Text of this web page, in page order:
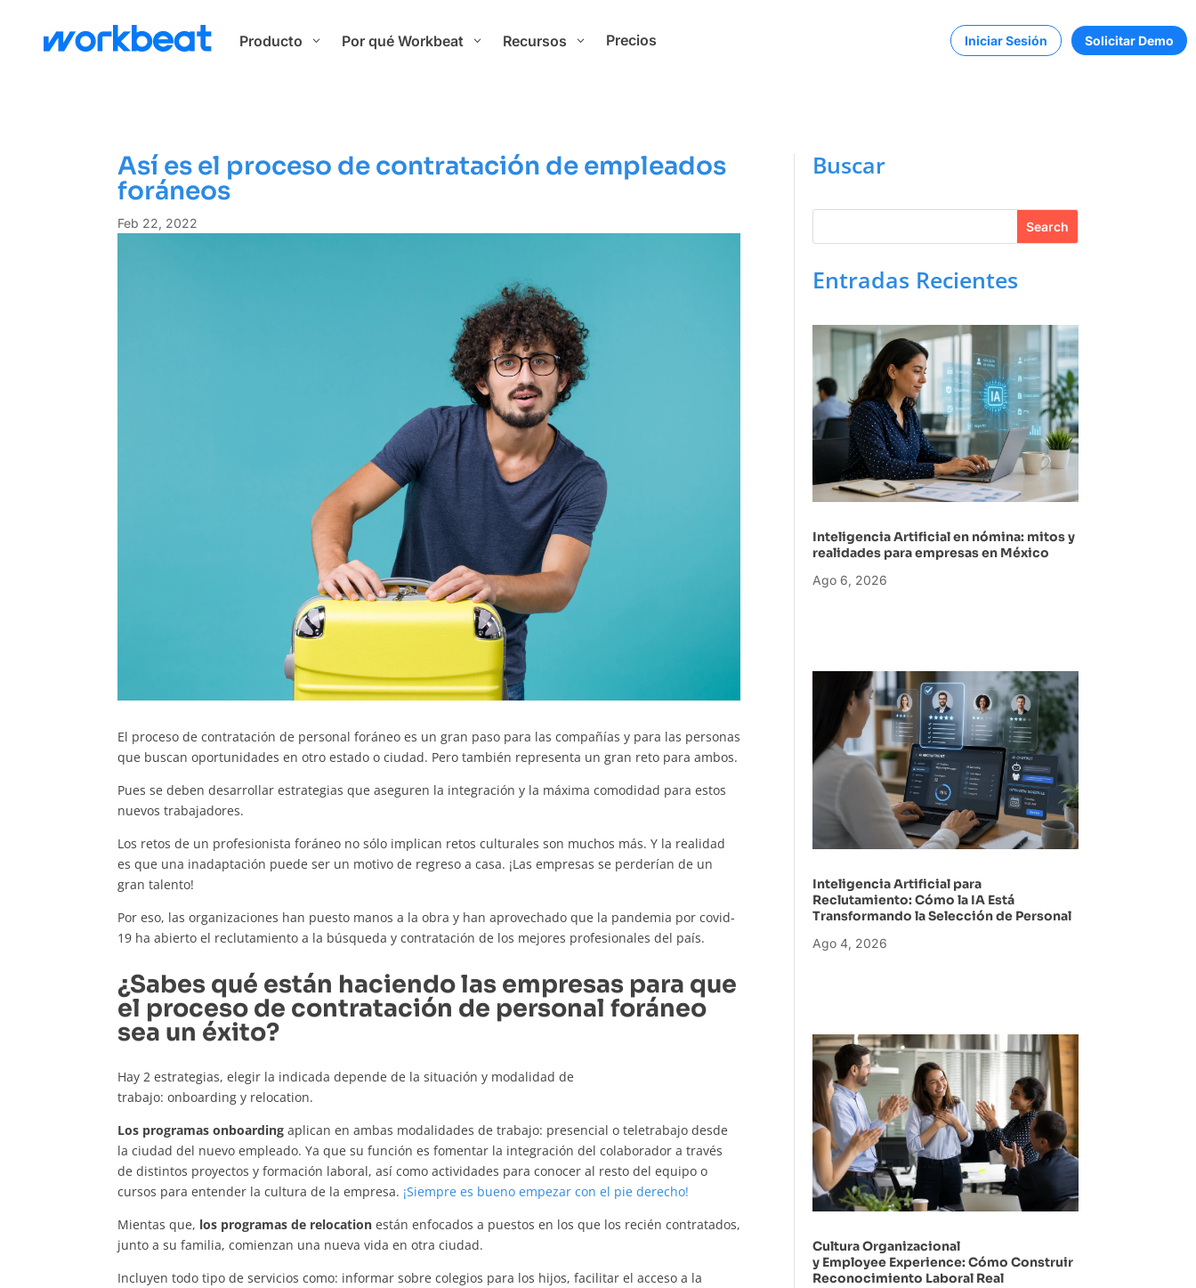
Producto 3 Por qué Workbeat 3 Recursos 3 Precios Iniciar Sesión Solicitar Demo
Así es el proceso de contratación de empleados
foráneos
Feb 22, 2022
El proceso de contratación de personal foráneo es un gran paso para las compañías y para las personas
que buscan oportunidades en otro estado o ciudad. Pero también representa un gran reto para ambos.
Pues se deben desarrollar estrategias que aseguren la integración y la máxima comodidad para estos
nuevos trabajadores.
Los retos de un profesionista foráneo no sólo implican retos culturales son muchos más. Y la realidad
es que una inadaptación puede ser un motivo de regreso a casa. ¡Las empresas se perderían de un
gran talento!
Por eso, las organizaciones han puesto manos a la obra y han aprovechado que la pandemia por covid-
19 ha abierto el reclutamiento a la búsqueda y contratación de los mejores profesionales del país.
¿Sabes qué están haciendo las empresas para que
el proceso de contratación de personal foráneo
sea un éxito?
Hay 2 estrategias, elegir la indicada depende de la situación y modalidad de
trabajo: onboarding y relocation.
Los programas onboarding aplican en ambas modalidades de trabajo: presencial o teletrabajo desde
la ciudad del nuevo empleado. Ya que su función es fomentar la integración del colaborador a través
de distintos proyectos y formación laboral, así como actividades para conocer al resto del equipo o
cursos para entender la cultura de la empresa. ¡Siempre es bueno empezar con el pie derecho!
Mientas que, los programas de relocation están enfocados a puestos en los que los recién contratados,
junto a su familia, comienzan una nueva vida en otra ciudad.
Incluyen todo tipo de servicios como: informar sobre colegios para los hijos, facilitar el acceso a la
Buscar
Entradas Recientes
Inteligencia Artificial en nómina: mitos y
realidades para empresas en México
Ago 6, 2026
Inteligencia Artificial para
Reclutamiento: Cómo la IA Está
Transformando la Selección de Personal
Ago 4, 2026
Cultura Organizacional
y Employee Experience: Cómo Construir
Reconocimiento Laboral Real